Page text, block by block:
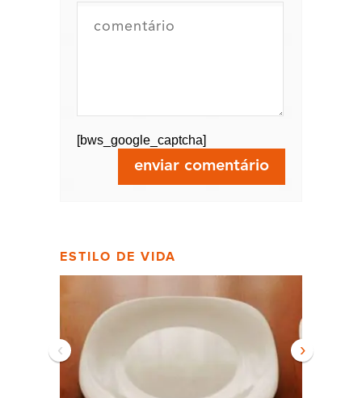
[bws_google_captcha]
ESTILO DE VIDA
‹ ›